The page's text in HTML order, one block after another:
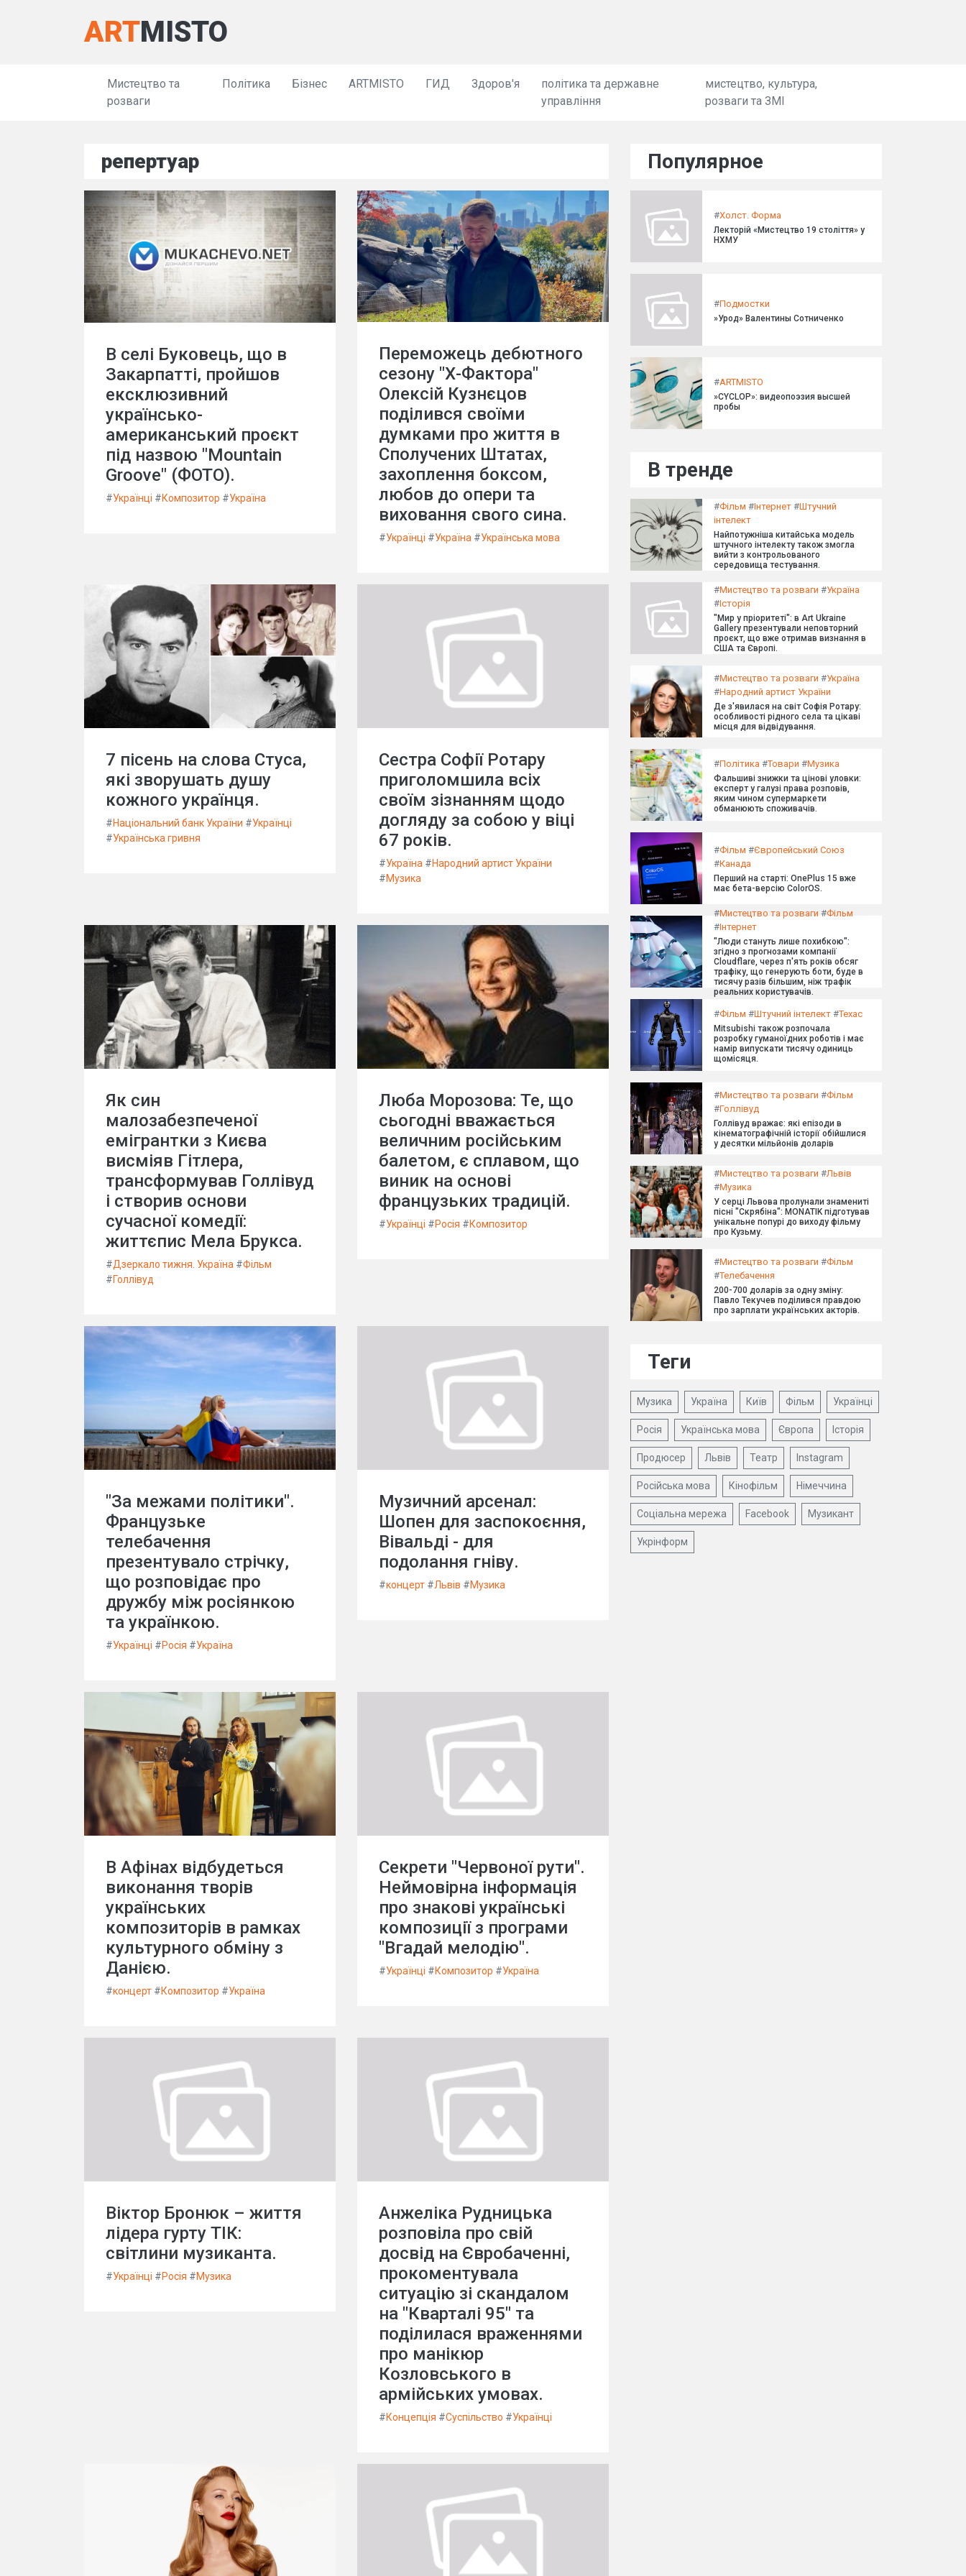
ARTMISTO
Мистецтво та
розваги
Політика Бізнес ARTMISTO ГИД Здоров'я
політика та державне
управління
мистецтво, культура,
розваги та ЗМІ
репертуар
В селі Буковець, що в
Закарпатті, пройшов
ексклюзивний
українсько-
американський проєкт
під назвою "Mountain
Groove" (ФОТО).
#Українці #Композитор #Україна
Переможець дебютного
сезону "Х-Фактора"
Олексій Кузнєцов
поділився своїми
думками про життя в
Сполучених Штатах,
захоплення боксом,
любов до опери та
виховання свого сина.
#Українці #Україна #Українська мова
7 пісень на слова Стуса,
які зворушать душу
кожного українця.
#Національний банк України #Українці
#Українська гривня
Сестра Софії Ротару
приголомшила всіх
своїм зізнанням щодо
догляду за собою у віці
67 років.
#Україна #Народний артист України
#Музика
Як син
малозабезпеченої
емігрантки з Києва
висміяв Гітлера,
трансформував Голлівуд
і створив основи
сучасної комедії:
життєпис Мела Брукса.
#Дзеркало тижня. Україна #Фільм
#Голлівуд
Люба Морозова: Те, що
сьогодні вважається
величним російським
балетом, є сплавом, що
виник на основі
французьких традицій.
#Українці #Росія #Композитор
"За межами політики".
Французьке
телебачення
презентувало стрічку,
що розповідає про
дружбу між росіянкою
та українкою.
#Українці #Росія #Україна
Музичний арсенал:
Шопен для заспокоєння,
Вівальді - для
подолання гніву.
#концерт #Львів #Музика
В Афінах відбудеться
виконання творів
українських
композиторів в рамках
культурного обміну з
Данією.
#концерт #Композитор #Україна
Секрети "Червоної рути".
Неймовірна інформація
про знакові українські
композиції з програми
"Вгадай мелодію".
#Українці #Композитор #Україна
Віктор Бронюк – життя
лідера гурту ТІК:
світлини музиканта.
#Українці #Росія #Музика
Анжеліка Рудницька
розповіла про свій
досвід на Євробаченні,
прокоментувала
ситуацію зі скандалом
на "Кварталі 95" та
поділилася враженнями
про манікюр
Козловського в
армійських умовах.
#Концепція #Суспільство #Українці
Популярное
#Холст. Форма
Лекторій «Мистецтво 19 століття» у
НХМУ
#Подмостки
»Урод» Валентины Сотниченко
#ARTMISTO
»CYCLOP»: видеопоэзия высшей
пробы
В тренде
#Фільм #Інтернет #Штучний
інтелект
Найпотужніша китайська модель
штучного інтелекту також змогла
вийти з контрольованого
середовища тестування.
#Мистецтво та розваги #Україна
#Історія
"Мир у пріоритеті": в Art Ukraine
Gallery презентували неповторний
проєкт, що вже отримав визнання в
США та Європі.
#Мистецтво та розваги #Україна
#Народний артист України
Де з'явилася на світ Софія Ротару:
особливості рідного села та цікаві
місця для відвідування.
#Політика #Товари #Музика
Фальшиві знижки та цінові уловки:
експерт у галузі права розповів,
яким чином супермаркети
обманюють споживачів.
#Фільм #Європейський Союз
#Канада
Перший на старті: OnePlus 15 вже
має бета-версію ColorOS.
#Мистецтво та розваги #Фільм
#Інтернет
"Люди стануть лише похибкою":
згідно з прогнозами компанії
Cloudflare, через п'ять років обсяг
трафіку, що генерують боти, буде в
тисячу разів більшим, ніж трафік
реальних користувачів.
#Фільм #Штучний інтелект #Техас
Mitsubishi також розпочала
розробку гуманоїдних роботів і має
намір випускати тисячу одиниць
щомісяця.
#Мистецтво та розваги #Фільм
#Голлівуд
Голлівуд вражає: які епізоди в
кінематографічній історії обійшлися
у десятки мільйонів доларів
#Мистецтво та розваги #Львів
#Музика
У серці Львова пролунали знамениті
пісні "Скрябіна": MONATIK підготував
унікальне попурі до виходу фільму
про Кузьму.
#Мистецтво та розваги #Фільм
#Телебачення
200-700 доларів за одну зміну:
Павло Текучев поділився правдою
про зарплати українських акторів.
Теги
Музика Україна Київ Фільм Українці
Росія Українська мова Європа Історія
Продюсер Львів Театр Instagram
Російська мова Кінофільм Німеччина
Соціальна мережа Facebook Музикант
Укрінформ